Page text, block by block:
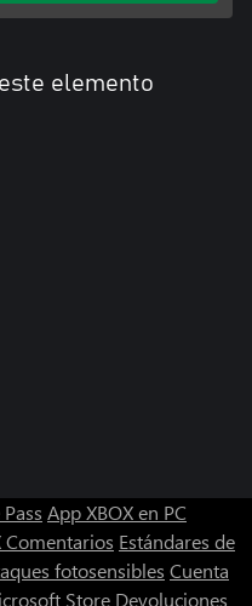
elemento
App XBOX en PC
Comentarios Estándares de
fotosensibles Cuenta
Store Devoluciones